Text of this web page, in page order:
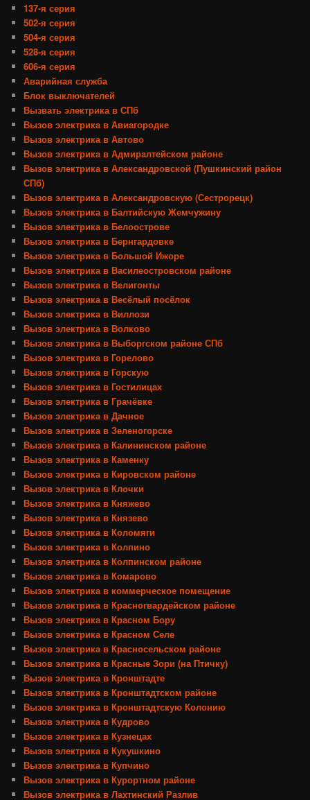
137-я серия
502-я серия
504-я серия
528-я серия
606-я серия
Аварийная служба
Блок выключателей
Вызвать электрика в СПб
Вызов электрика в Авиагородке
Вызов электрика в Автово
Вызов электрика в Адмиралтейском районе
Вызов электрика в Александровской (Пушкинский район
СПб)
Вызов электрика в Александровскую (Сестрорецк)
Вызов электрика в Балтийскую Жемчужину
Вызов электрика в Белоострове
Вызов электрика в Бернгардовке
Вызов электрика в Большой Ижоре
Вызов электрика в Василеостровском районе
Вызов электрика в Велигонты
Вызов электрика в Весёлый посёлок
Вызов электрика в Виллози
Вызов электрика в Волково
Вызов электрика в Выборгском районе СПб
Вызов электрика в Горелово
Вызов электрика в Горскую
Вызов электрика в Гостилицах
Вызов электрика в Грачёвке
Вызов электрика в Дачное
Вызов электрика в Зеленогорске
Вызов электрика в Калининском районе
Вызов электрика в Каменку
Вызов электрика в Кировском районе
Вызов электрика в Клочки
Вызов электрика в Княжево
Вызов электрика в Князево
Вызов электрика в Коломяги
Вызов электрика в Колпино
Вызов электрика в Колпинском районе
Вызов электрика в Комарово
Вызов электрика в коммерческое помещение
Вызов электрика в Красногвардейском районе
Вызов электрика в Красном Бору
Вызов электрика в Красном Селе
Вызов электрика в Красносельском районе
Вызов электрика в Красные Зори (на Птичку)
Вызов электрика в Кронштадте
Вызов электрика в Кронштадтском районе
Вызов электрика в Кронштадтскую Колонию
Вызов электрика в Кудрово
Вызов электрика в Кузнецах
Вызов электрика в Кукушкино
Вызов электрика в Купчино
Вызов электрика в Курортном районе
Вызов электрика в Лахтинский Разлив